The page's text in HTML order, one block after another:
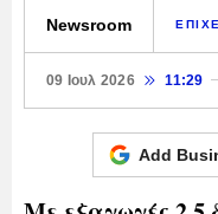
Newsroom
09 Ιουλ 2026 11:29
Add